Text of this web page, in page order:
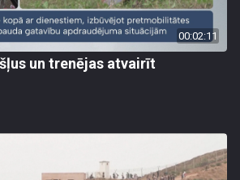
00:02:11
un trenējas atvairīt